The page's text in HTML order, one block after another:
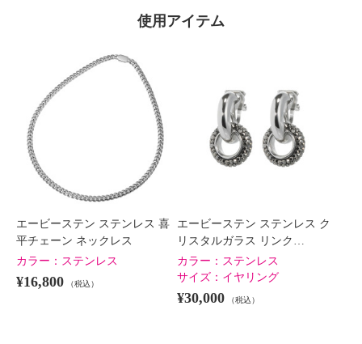
使用アイテム
エービーステン ステンレス 喜
平チェーン ネックレス
カラー： ステンレス
¥16,800 （税込）
エービーステン ステンレス ク
リスタルガラス リンク…
カラー： ステンレス
サイズ： イヤリング
¥30,000 （税込）